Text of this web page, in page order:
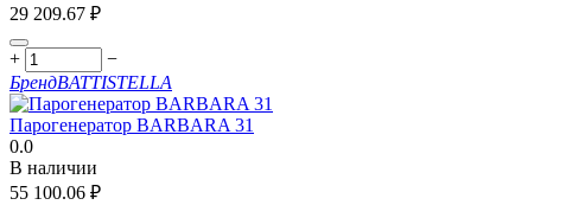
29 209.67 ₽
+
−
БрендBATTISTELLA
Парогенератор BARBARA 31
0.0
В наличии
55 100.06 ₽